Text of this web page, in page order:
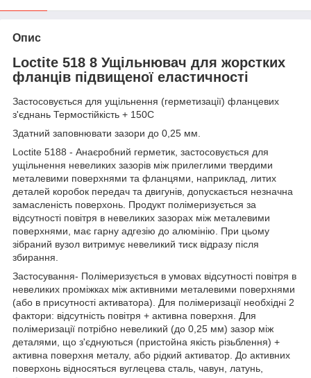
Опис
Loctite 518 8 Ущільнювач для жорстких
фланців підвищеної еластичності
Застосовується для ущільнення (герметизації) фланцевих
з'єднань Термостійкість + 150С
Здатний заповнювати зазори до 0,25 мм.
Loctite 5188 - Анаєробний герметик, застосовується для
ущільнення невеликих зазорів між прилеглими твердими
металевими поверхнями та фланцями, наприклад, литих
деталей коробок передач та двигунів, допускається незначна
замасленість поверхонь. Продукт полімеризується за
відсутності повітря в невеликих зазорах між металевими
поверхнями, має гарну адгезію до алюмінію. При цьому
зібраний вузол витримує невеликий тиск відразу після
збирання.
Застосування- Полімеризується в умовах відсутності повітря в
невеликих проміжках між активними металевими поверхнями
(або в присутності активатора). Для полімеризації необхідні 2
фактори: відсутність повітря + активна поверхня. Для
полімеризації потрібно невеликий (до 0,25 мм) зазор між
деталями, що з'єднуються (пристойна якість різьблення) +
активна поверхня металу, або рідкий активатор. До активних
поверхонь відносяться вуглецева сталь, чавун, латунь,